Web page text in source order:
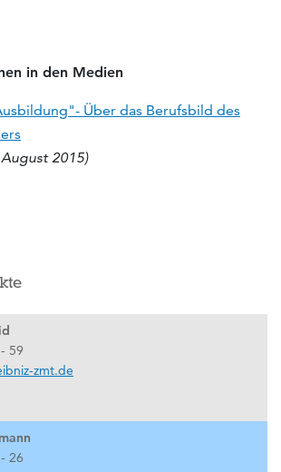
in den Medien
Über das Berufsbild des
2015)
59
zmt.de
26